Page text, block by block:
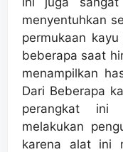
menyentuhkan
permukaan
beberapa saat
menampilkan
Dari Beberapa
perangkat
melakukan
karena alat ini